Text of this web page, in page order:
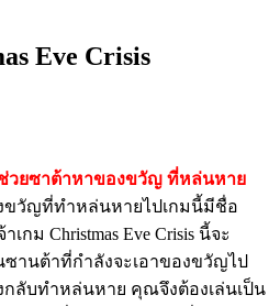
Eve Crisis
ช่วยซาต้าหาของขวัญ ที่หล่นหาย
ขวัญที่ทำหล่นหายไปเกมนี้มีชื่อ
าเกม Christmas Eve Crisis นี้จะ
านต้าที่กำลังจะเอาของขวัญไป
กลับทำหล่นหาย คุณจึงต้องเล่นเป็น